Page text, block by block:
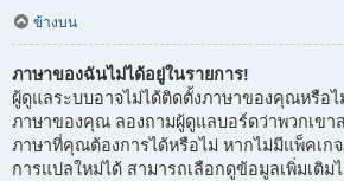
ข้างบน
ภาษาของฉันไม่ได้อยู่ในรายการ!
ผู้ดูแลระบบอาจไม่ได้ติดตั้งภาษาของคุณหรือ
ภาษาของคุณ ลองถามผู้ดูแลบอร์ดว่าพวกเขา
ภาษาที่คุณต้องการได้หรือไม่ หากไม่มีแพ็คเก
การแปลใหม่ได้ สามารถเลือกดูข้อมูลเพิ่มเติม